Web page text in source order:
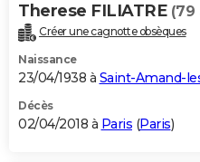
Therese FILIATRE (79
Créer une cagnotte obsèques
Naissance
23/04/1938 à Saint-Amand-
Décès
02/04/2018 à Paris (Paris)